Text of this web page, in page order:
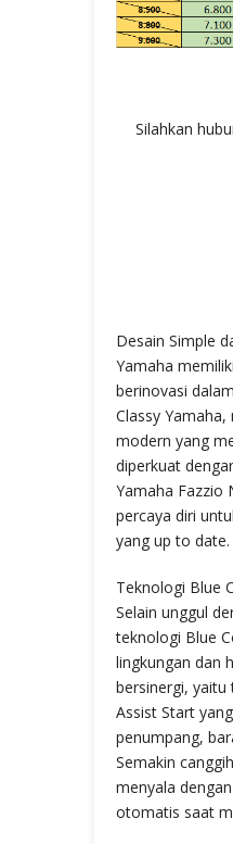
Silahkan
Desain Simple
Yamaha
berinovasi
Classy
modern yang
diperkuat
Yamaha Fazzio
percaya diri
yang up to date.
Teknologi Blue
Selain unggul
teknologi Blue
lingkungan dan
bersinergi, yaitu
Assist Start
penumpang,
Semakin
menyala
otomatis saat